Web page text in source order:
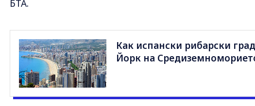
БТА.
Как испански рибарски
Йорк на